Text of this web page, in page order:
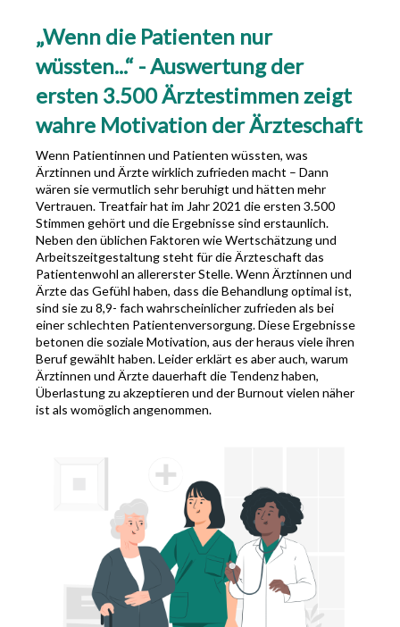
„Wenn die Patienten nur
wüssten...“ - Auswertung der
ersten 3.500 Ärztestimmen zeigt
wahre Motivation der Ärzteschaft
Wenn Patientinnen und Patienten wüssten, was
Ärztinnen und Ärzte wirklich zufrieden macht – Dann
wären sie vermutlich sehr beruhigt und hätten mehr
Vertrauen. Treatfair hat im Jahr 2021 die ersten 3.500
Stimmen gehört und die Ergebnisse sind erstaunlich.
Neben den üblichen Faktoren wie Wertschätzung und
Arbeitszeitgestaltung steht für die Ärzteschaft das
Patientenwohl an allererster Stelle. Wenn Ärztinnen und
Ärzte das Gefühl haben, dass die Behandlung optimal ist,
sind sie zu 8,9- fach wahrscheinlicher zufrieden als bei
einer schlechten Patientenversorgung. Diese Ergebnisse
betonen die soziale Motivation, aus der heraus viele ihren
Beruf gewählt haben. Leider erklärt es aber auch, warum
Ärztinnen und Ärzte dauerhaft die Tendenz haben,
Überlastung zu akzeptieren und der Burnout vielen näher
ist als womöglich angenommen.